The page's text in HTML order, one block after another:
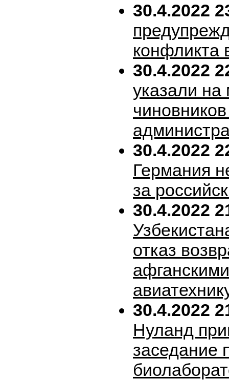
30.4.2022
конфликта
30.4.2022
указали на
30.4.2022
Германия
за
30.4.2022
отказ
30.4.2022
Нуланд
заседание